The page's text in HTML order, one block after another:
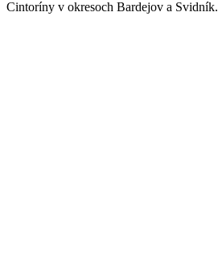
Cintoríny v okresoch Bardejov a Svidník.